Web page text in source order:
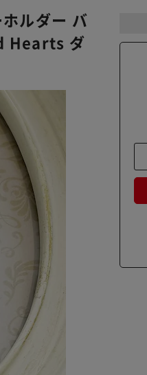
ルダー バ
Hearts ダ